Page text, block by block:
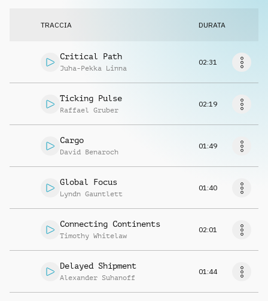
TRACCIA DURATA
Critical Path
Juha-Pekka Linna
02:31
Ticking Pulse
Raffael Gruber
02:19
Cargo
David Benaroch
01:49
Global Focus
Lyndn Gauntlett
01:40
Connecting Continents
Timothy Whitelaw
02:01
Delayed Shipment
Alexander Suhanoff
01:44